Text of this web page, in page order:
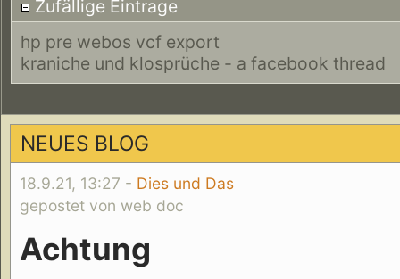
Zufällige Eintrage
hp pre webos vcf export
kraniche und klosprüche - a facebook thread
NEUES BLOG
18.9.21, 13:27 - Dies und Das
gepostet von web doc
Achtung